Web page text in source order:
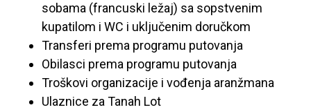
sobama (francuski ležaj) sa sopstvenim
kupatilom i WC i uključenim doručkom
Transferi prema programu putovanja
Obilasci prema programu putovanja
Troškovi organizacije i vođenja aranžmana
Ulaznice za Tanah Lot